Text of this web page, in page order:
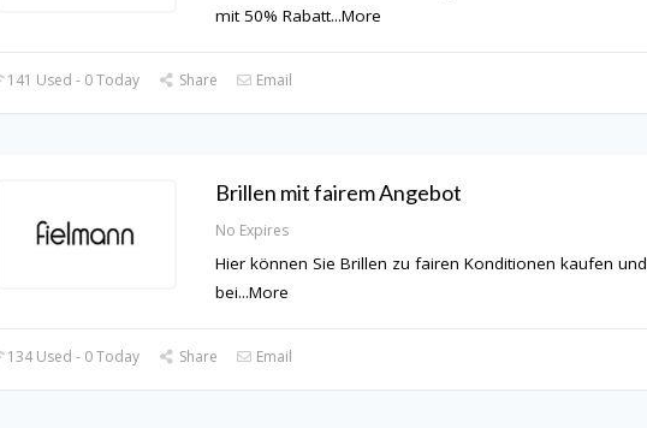
mit 50% Rabatt...More
141 Used - 0 Today Share Email
Brillen mit fairem Angebot
No Expires
Hier können Sie Brillen zu fairen Konditionen kaufen und
bei...More
134 Used - 0 Today Share Email